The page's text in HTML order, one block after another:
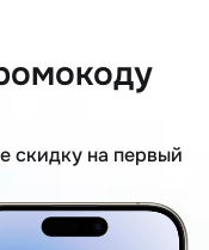
скидку на первый